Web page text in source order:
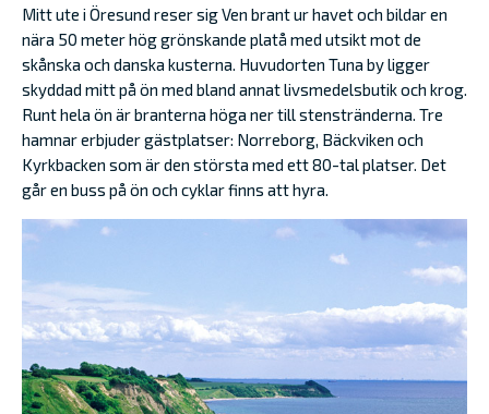
Mitt ute i Öresund reser sig Ven brant ur havet och bildar en
nära 50 meter hög grönskande platå med utsikt mot de
skånska och danska kusterna. Huvudorten Tuna by ligger
skyddad mitt på ön med bland annat livsmedelsbutik och krog.
Runt hela ön är branterna höga ner till stenstränderna. Tre
hamnar erbjuder gästplatser: Norreborg, Bäckviken och
Kyrkbacken som är den största med ett 80-tal platser. Det
går en buss på ön och cyklar finns att hyra.